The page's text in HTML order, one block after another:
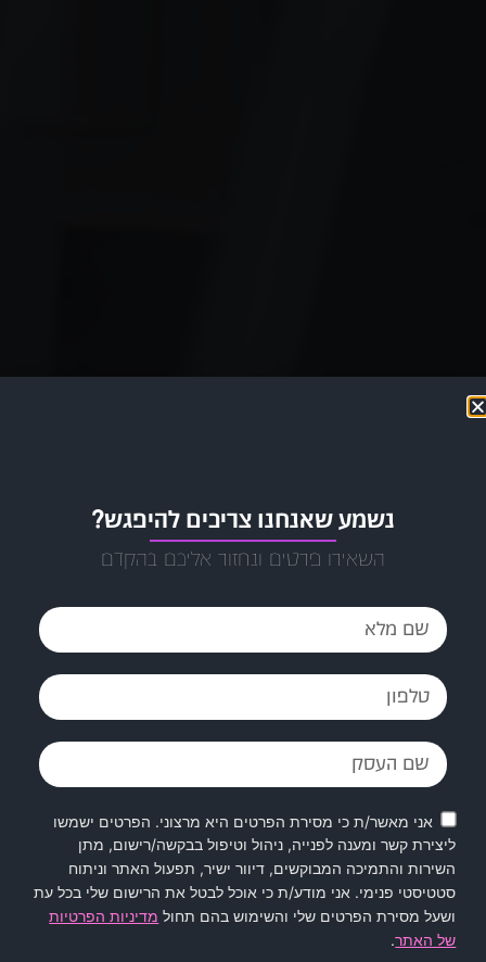
נשמע שאנחנו צריכים להיפגש?
השאירו פרטים ונחזור אליכם בהקדם
אני מאשר/ת כי מסירת הפרטים היא מרצוני. הפרטים ישמשו
ליצירת קשר ומענה לפנייה, ניהול וטיפול בבקשה/רישום, מתן
השירות והתמיכה המבוקשים, דיוור ישיר, תפעול האתר וניתוח
סטטיסטי פנימי. אני מודע/ת כי אוכל לבטל את הרישום שלי בכל עת
ושעל מסירת הפרטים שלי והשימוש בהם תחול מדיניות הפרטיות
של האתר.